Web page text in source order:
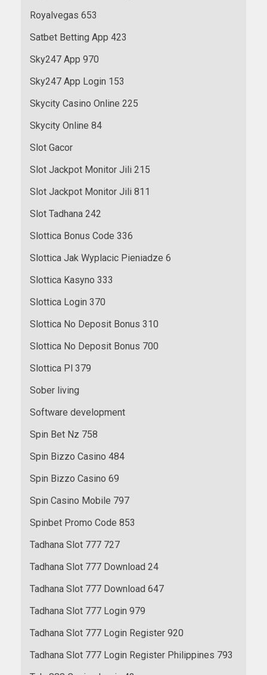
Royalvegas 653
Satbet Betting App 423
Sky247 App 970
Sky247 App Login 153
Skycity Casino Online 225
Skycity Online 84
Slot Gacor
Slot Jackpot Monitor Jili 215
Slot Jackpot Monitor Jili 811
Slot Tadhana 242
Slottica Bonus Code 336
Slottica Jak Wyplacic Pieniadze 6
Slottica Kasyno 333
Slottica Login 370
Slottica No Deposit Bonus 310
Slottica No Deposit Bonus 700
Slottica Pl 379
Sober living
Software development
Spin Bet Nz 758
Spin Bizzo Casino 484
Spin Bizzo Casino 69
Spin Casino Mobile 797
Spinbet Promo Code 853
Tadhana Slot 777 727
Tadhana Slot 777 Download 24
Tadhana Slot 777 Download 647
Tadhana Slot 777 Login 979
Tadhana Slot 777 Login Register 920
Tadhana Slot 777 Login Register Philippines 793